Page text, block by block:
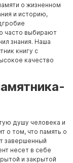
о жизненном
и историю,
часто выбирают
знания. Наша
книгу с
качество
душу человека и
о том, что память о
завершенный
несет в себе
и закрытой